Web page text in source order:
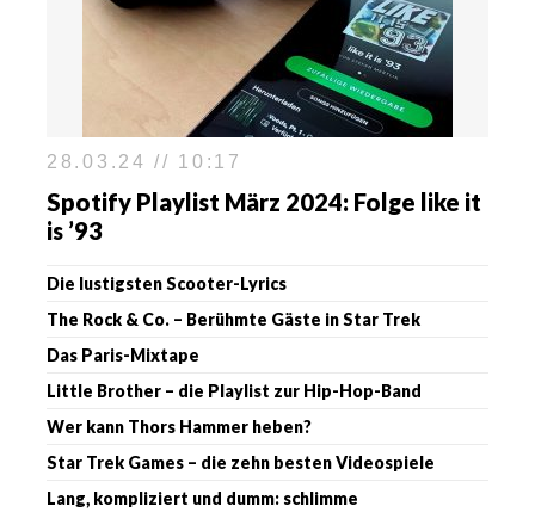
28.03.24 // 10:17
Spotify Playlist März 2024: Folge like it
is ’93
Die lustigsten Scooter-Lyrics
The Rock & Co. – Berühmte Gäste in Star Trek
Das Paris-Mixtape
Little Brother – die Playlist zur Hip-Hop-Band
Wer kann Thors Hammer heben?
Star Trek Games – die zehn besten Videospiele
Lang, kompliziert und dumm: schlimme